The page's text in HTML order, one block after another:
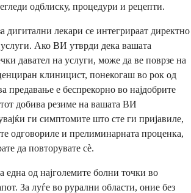
одблиску, процедури и рецепти.
лекари се интегрираат директно
услуги. Ако ВИ утврди дека вашата
давател на услуги, може да ве поврзе на
клиницист, понекогаш во рок од
предавање е беспрекорно во најдобрите
добива резиме на вашата ВИ
ги симптомите што сте ги пријавиле,
одговориле и прелиминарната проценка,
да повторувате сè.
една од најголемите болни точки во
За луѓе во рурални области, оние без